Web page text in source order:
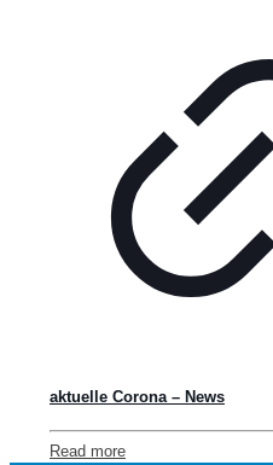
aktuelle Corona – News
Read more